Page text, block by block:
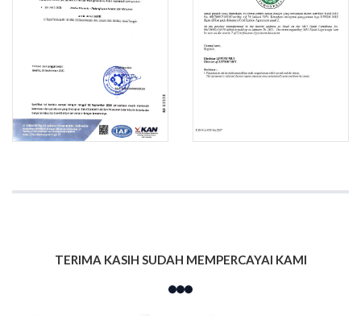
TERIMA KASIH SUDAH MEMPERCAYAI KAMI